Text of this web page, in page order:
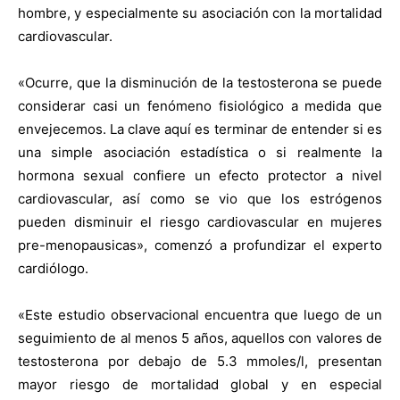
hombre, y especialmente su asociación con la mortalidad
cardiovascular.
«Ocurre, que la disminución de la testosterona se puede
considerar casi un fenómeno fisiológico a medida que
envejecemos. La clave aquí es terminar de entender si es
una simple asociación estadística o si realmente la
hormona sexual confiere un efecto protector a nivel
cardiovascular, así como se vio que los estrógenos
pueden disminuir el riesgo cardiovascular en mujeres
pre-menopausicas», comenzó a profundizar el experto
cardiólogo.
«Este estudio observacional encuentra que luego de un
seguimiento de al menos 5 años, aquellos con valores de
testosterona por debajo de 5.3 mmoles/l, presentan
mayor riesgo de mortalidad global y en especial